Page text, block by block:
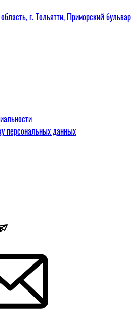
г. Тольятти, Приморский бульвар
персональных данных